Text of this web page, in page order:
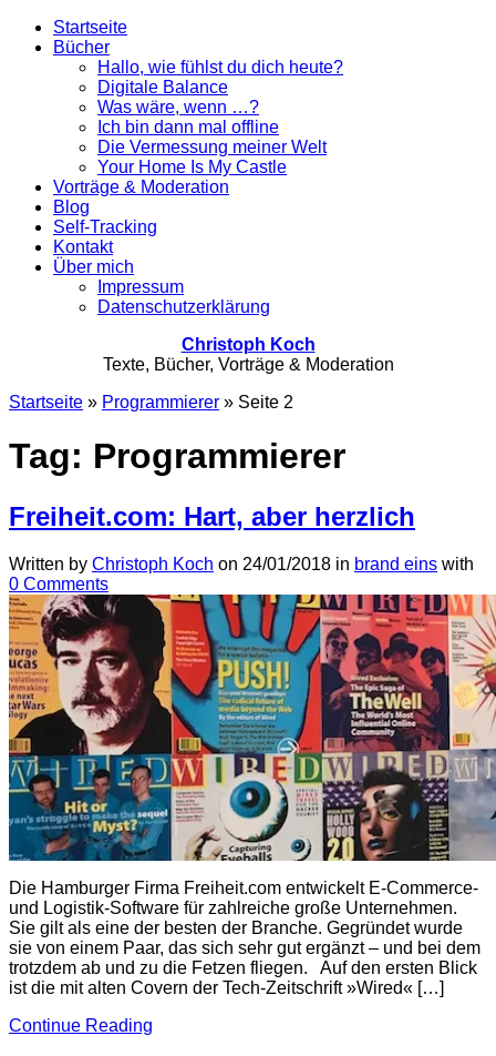
Startseite
Bücher
Hallo, wie fühlst du dich heute?
Digitale Balance
Was wäre, wenn …?
Ich bin dann mal offline
Die Vermessung meiner Welt
Your Home Is My Castle
Vorträge & Moderation
Blog
Self-Tracking
Kontakt
Über mich
Impressum
Datenschutzerklärung
Christoph Koch
Texte, Bücher, Vorträge & Moderation
Startseite » Programmierer » Seite 2
Tag: Programmierer
Freiheit.com: Hart, aber herzlich
Written by Christoph Koch on 24/01/2018 in brand eins with
0 Comments
Die Hamburger Firma Freiheit.com entwickelt E-Commerce-
und Logistik-Software für zahlreiche große Unternehmen.
Sie gilt als eine der besten der Branche. Gegründet wurde
sie von einem Paar, das sich sehr gut ergänzt – und bei dem
trotzdem ab und zu die Fetzen fliegen. Auf den ersten Blick
ist die mit alten Covern der Tech-Zeitschrift »Wired« […]
Continue Reading